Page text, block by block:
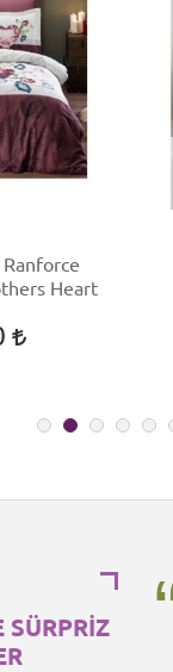
Heart
SÜRPRİZ